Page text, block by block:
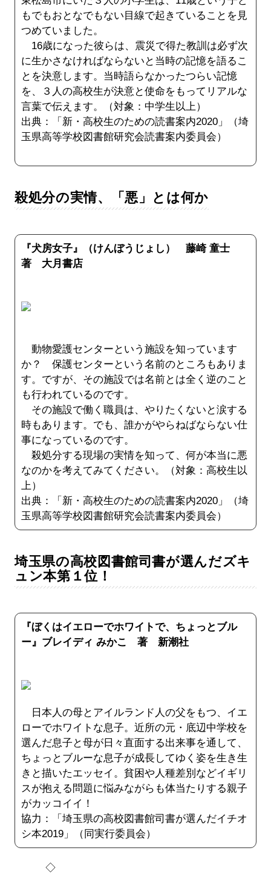
もでもおとなでもない目線で起きていることを見
つめていました。
16歳になった彼らは、震災で得た教訓は必ず次
に生かさなければならないと当時の記憶を語るこ
とを決意します。当時語らなかったつらい記憶
を、３人の高校生が決意と使命をもってリアルな
言葉で伝えます。（対象：中学生以上）
出典：「新・高校生のための読書案内2020」（埼
玉県高等学校図書館研究会読書案内委員会）
殺処分の実情、「悪」とは何か
『犬房女子』（けんぼうじょし） 藤崎 童士
著 大月書店
動物愛護センターという施設を知っています
か？ 保護センターという名前のところもありま
す。ですが、その施設では名前とは全く逆のこと
も行われているのです。
その施設で働く職員は、やりたくないと涙する
時もあります。でも、誰かがやらねばならない仕
事になっているのです。
殺処分する現場の実情を知って、何が本当に悪
なのかを考えてみてください。（対象：高校生以
上）
出典：「新・高校生のための読書案内2020」（埼
玉県高等学校図書館研究会読書案内委員会）
埼玉県の高校図書館司書が選んだズキ
ュン本第１位！
『ぼくはイエローでホワイトで、ちょっとブル
ー』ブレイディ みかこ 著 新潮社
日本人の母とアイルランド人の父をもつ、イエ
ローでホワイトな息子。近所の元・底辺中学校を
選んだ息子と母が日々直面する出来事を通して、
ちょっとブルーな息子が成長してゆく姿を生き生
きと描いたエッセイ。貧困や人種差別などイギリ
スが抱える問題に悩みながらも体当たりする親子
がカッコイイ！
協力：「埼玉県の高校図書館司書が選んだイチオ
シ本2019」（同実行委員会）
◇